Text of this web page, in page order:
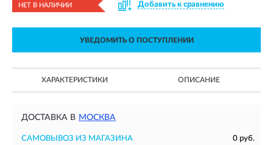
НЕТ В НАЛИЧИИ Добавить к сравнению
УВЕДОМИТЬ О ПОСТУПЛЕНИИ
ХАРАКТЕРИСТИКИ ОПИСАНИЕ
ДОСТАВКА В МОСКВА
САМОВЫВОЗ ИЗ МАГАЗИНА
0 руб.